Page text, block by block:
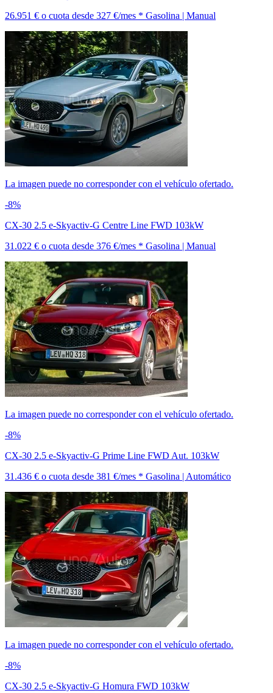
26.951 € o cuota desde 327 €/mes * Gasolina | Manual
La imagen puede no corresponder con el vehículo ofertado.
-8%
CX-30 2.5 e-Skyactiv-G Centre Line FWD 103kW
31.022 € o cuota desde 376 €/mes * Gasolina | Manual
La imagen puede no corresponder con el vehículo ofertado.
-8%
CX-30 2.5 e-Skyactiv-G Prime Line FWD Aut. 103kW
31.436 € o cuota desde 381 €/mes * Gasolina | Automático
La imagen puede no corresponder con el vehículo ofertado.
-8%
CX-30 2.5 e-Skyactiv-G Homura FWD 103kW